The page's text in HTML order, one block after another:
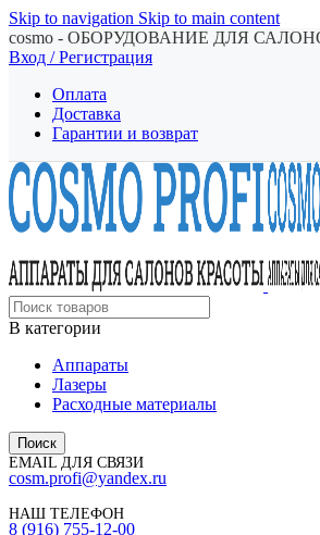
Skip to navigation Skip to main content
cosmo - ОБОРУДОВАНИЕ ДЛЯ
Вход / Регистрация
Оплата
Доставка
Гарантии и возврат
В категории
Аппараты
Лазеры
Расходные материалы
Поиск
EMAIL ДЛЯ СВЯЗИ
cosm.profi@yandex.ru
НАШ ТЕЛЕФОН
8 (916) 755-12-00